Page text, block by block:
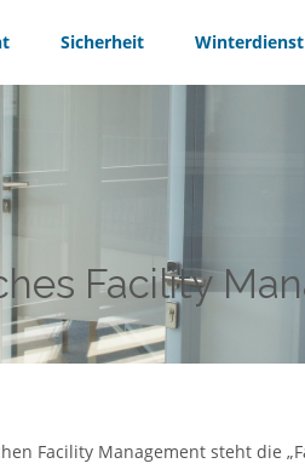
Sicherheit
Facility
Facility Management steht die